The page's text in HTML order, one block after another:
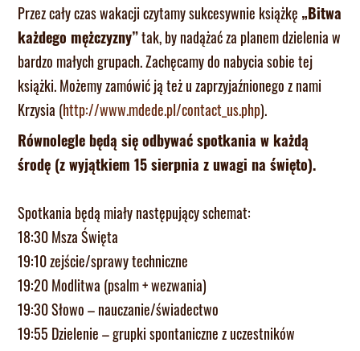
Przez cały czas wakacji czytamy sukcesywnie książkę „Bitwa
każdego mężczyzny”tak, by nadążać za planem dzielenia w
bardzo małych grupach. Zachęcamy do nabycia sobie tej
książki. Możemy zamówić ją też u zaprzyjaźnionego z nami
Krzysia (http://www.mdede.pl/contact_us.php).
Równolegle będą się odbywać spotkania w każdą
środę (z wyjątkiem 15 sierpnia z uwagi na święto).
Spotkania będą miały następujący schemat:
18:30 Msza Święta
19:10 zejście/sprawy techniczne
19:20 Modlitwa (psalm + wezwania)
19:30 Słowo – nauczanie/świadectwo
19:55 Dzielenie – grupki spontaniczne z uczestników